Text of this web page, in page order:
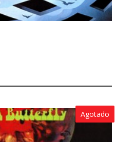
Agotado